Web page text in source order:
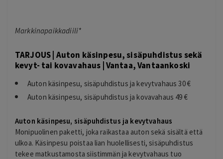
Markkinapaikkadiili*
TARJOUS | Auton käsinpesu, sisäpuhdistus sekä
kevyt- tai kovavahaus | Vantaa, Vantaankoski
Auton käsinpesu, sisäpuhdistus ja kevytvahaus 30 €
Auton käsinpesu, sisäpuhdistus ja kovavahaus 49 €
Auton käsinpesu, sisäpuhdistus ja kevytvahaus
Monipuolinen paketti, joka raikastaa auton sekä sisältä että
ulkoa. Käsinpesu poistaa lian huolellisesti, sisäpuhdistus
tekee matkustamosta siistimmän ja kevytvahaus tuo